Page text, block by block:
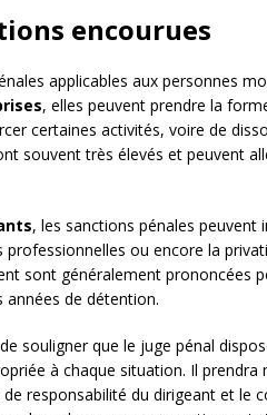
encourues
applicables aux personnes
, elles peuvent prendre la
certaines activités, voire de
souvent très élevés et peuvent
, les sanctions pénales peuvent
professionnelles ou encore la
sont généralement prononcées
années de détention.
souligner que le juge pénal
à chaque situation. Il
de responsabilité du dirigeant et le